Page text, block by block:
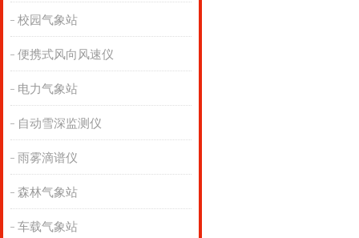
校园气象站
便携式风向风速仪
电力气象站
自动雪深监测仪
雨雾滴谱仪
森林气象站
车载气象站